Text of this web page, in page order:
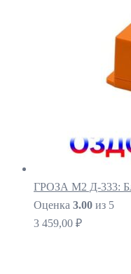
ГРОЗА М2 Д-333:
Оценка 3.00 из 5
3 459,00 ₽